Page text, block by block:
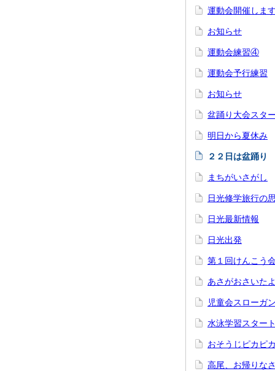
運動会開催します
お知らせ
運動会練習④
運動会予行練習
お知らせ
盆踊り大会スタ
明日から夏休み
２２日は盆踊り
まちがいさがし
日光修学旅行の
日光最新情報
日光出発
第１回けんこう
あさがおさいたよ
児童会スローガン
水泳学習スタート
おそうじピカピカ
高尾、お帰りな